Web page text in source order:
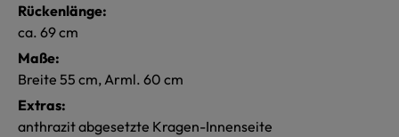
Rückenlänge:
ca. 69 cm
Maße:
Breite 55 cm, Arml. 60 cm
Extras:
anthrazit abgesetzte Kragen-Innenseite